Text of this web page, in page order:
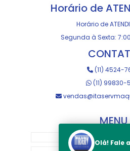
Horário de
Horário de
Segunda à Sexta:
(11) 4524-
(11) 99830-
MENU
Olá! Fale